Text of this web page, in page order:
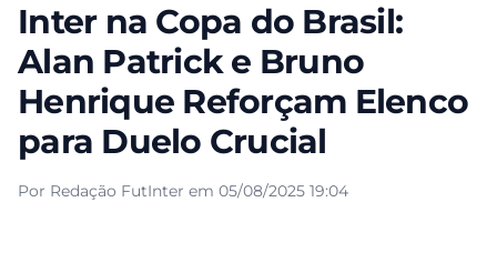
Inter na Copa do Brasil:
Alan Patrick e Bruno
Henrique Reforçam Elenco
para Duelo Crucial
Por Redação FutInter em 05/08/2025 19:04